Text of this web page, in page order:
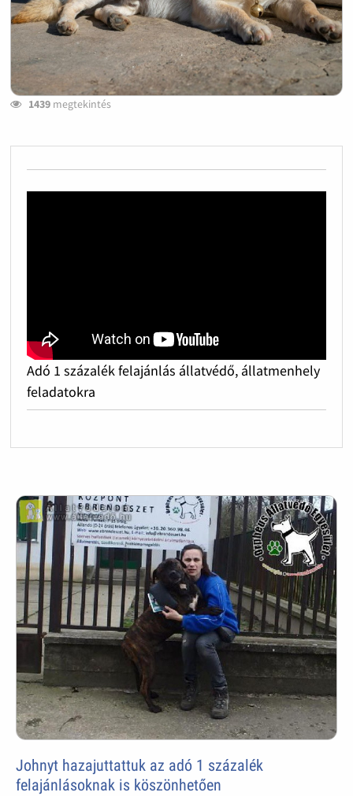
1439megtekintés
Adó 1 százalék felajánlás állatvédő, állatmenhely
feladatokra
Johnyt hazajuttattuk az adó 1 százalék
felajánlásoknak is köszönhetően